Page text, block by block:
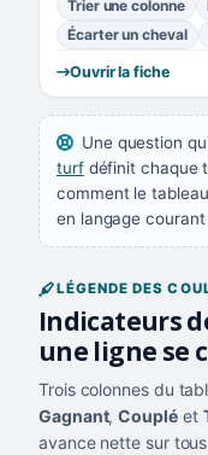
Trier une colonne
Écarter un cheval
Ouvrir la fiche
Une question
turfdéfinit chaque
comment le
en langage
LÉGENDE DES
Indicateurs
une ligne se
Trois colonnes du
Gagnant,Coupléet
avance nette sur